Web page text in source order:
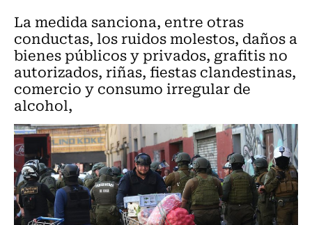
La medida sanciona, entre otras
conductas, los ruidos molestos, daños a
bienes públicos y privados, grafitis no
autorizados, riñas, fiestas clandestinas,
comercio y consumo irregular de
alcohol,